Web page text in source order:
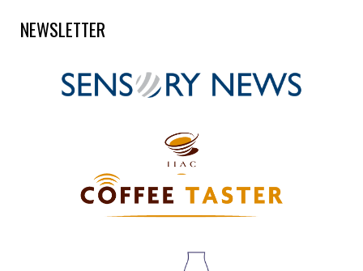
NEWSLETTER